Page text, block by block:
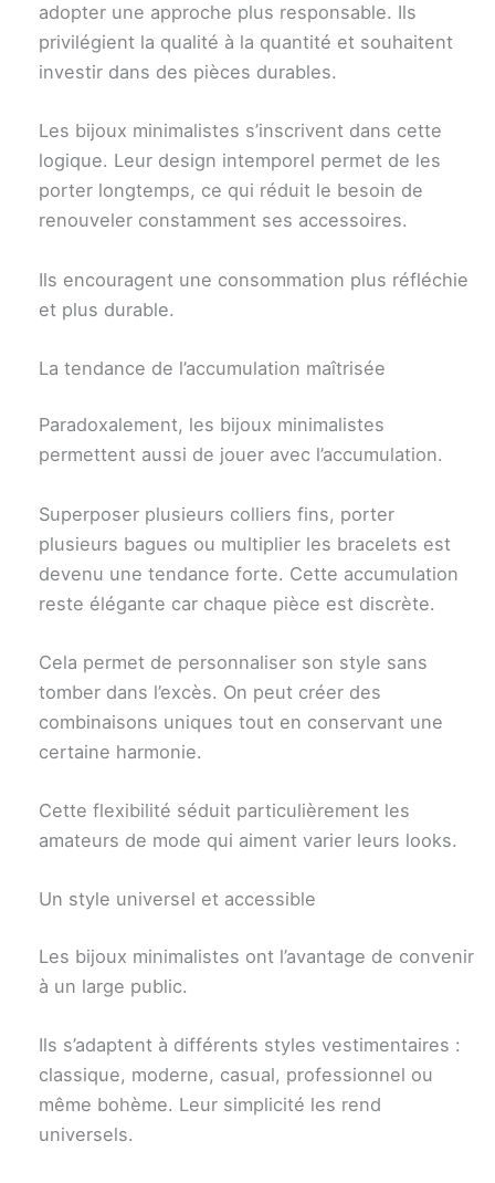
adopter une approche plus responsable. Ils
privilégient la qualité à la quantité et souhaitent
investir dans des pièces durables.
Les bijoux minimalistes s’inscrivent dans cette
logique. Leur design intemporel permet de les
porter longtemps, ce qui réduit le besoin de
renouveler constamment ses accessoires.
Ils encouragent une consommation plus réfléchie
et plus durable.
La tendance de l’accumulation maîtrisée
Paradoxalement, les bijoux minimalistes
permettent aussi de jouer avec l’accumulation.
Superposer plusieurs colliers fins, porter
plusieurs bagues ou multiplier les bracelets est
devenu une tendance forte. Cette accumulation
reste élégante car chaque pièce est discrète.
Cela permet de personnaliser son style sans
tomber dans l’excès. On peut créer des
combinaisons uniques tout en conservant une
certaine harmonie.
Cette flexibilité séduit particulièrement les
amateurs de mode qui aiment varier leurs looks.
Un style universel et accessible
Les bijoux minimalistes ont l’avantage de convenir
à un large public.
Ils s’adaptent à différents styles vestimentaires :
classique, moderne, casual, professionnel ou
même bohème. Leur simplicité les rend
universels.